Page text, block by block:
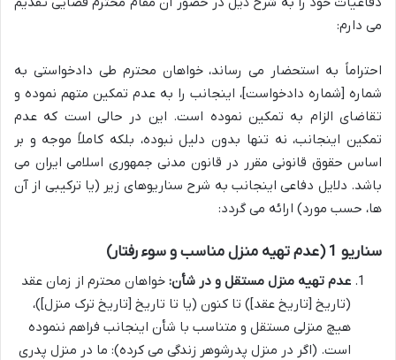
می دارم:
احتراماً به استحضار می رساند، خواهان محترم طی دادخواستی به
شماره [شماره دادخواست]، اینجانب را به عدم تمکین متهم نموده و
تقاضای الزام به تمکین نموده است. این در حالی است که عدم
تمکین اینجانب، نه تنها بدون دلیل نبوده، بلکه کاملاً موجه و بر
اساس حقوق قانونی مقرر در قانون مدنی جمهوری اسلامی ایران می
باشد. دلایل دفاعی اینجانب به شرح سناریوهای زیر (یا ترکیبی از آن
ها، حسب مورد) ارائه می گردد:
سناریو 1 (عدم تهیه منزل مناسب و سوء رفتار)
عدم تهیه منزل مستقل و در شأن: خواهان محترم از زمان عقد
(تاریخ [تاریخ عقد]) تا کنون (یا تا تاریخ [تاریخ ترک منزل])،
هیچ منزلی مستقل و متناسب با شأن اینجانب فراهم ننموده
است. (اگر در منزل پدرشوهر زندگی می کرده): ما در منزل پدری